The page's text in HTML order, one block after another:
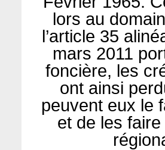
lors au
l’article 35
mars 2011
foncière, les
ont ainsi
peuvent eux le
et de les